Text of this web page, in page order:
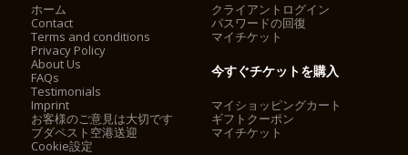
ホーム
Contact
Terms and conditions
Privacy Policy
About Us
FAQs
Testimonials
Imprint
お客様のご意見は大切です
ブダペスト空港送迎
Cookie設定
クライアントログイン
パスワードの回復
マイチケット
今すぐチケットを購入
マイショッピングカート
ギフトクーポン
マイチケット